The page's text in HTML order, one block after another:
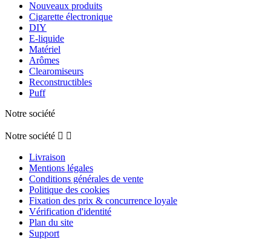
Nouveaux produits
Cigarette électronique
DIY
E-liquide
Matériel
Arômes
Clearomiseurs
Reconstructibles
Puff
Notre société
Notre société  
Livraison
Mentions légales
Conditions générales de vente
Politique des cookies
Fixation des prix & concurrence loyale
Vérification d'identité
Plan du site
Support